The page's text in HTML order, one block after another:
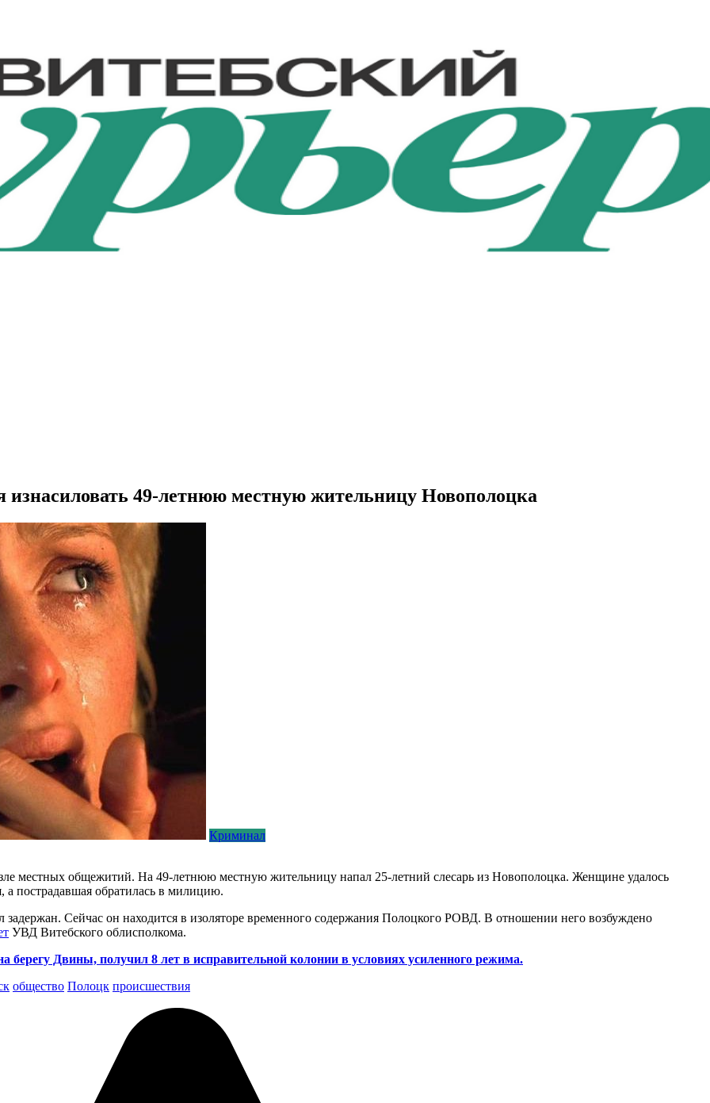
изнасиловать 49-летнюю местную жительницу Новополоцка
Криминал
местных общежитий. На 49-летнюю местную жительницу напал 25-летний слесарь из Новополоцка. Женщине удалось
а пострадавшая обратилась в милицию.
Сейчас он находится в изоляторе временного содержания Полоцкого РОВД. В отношении него возбуждено
УВД Витебского облисполкома.
берегу Двины, получил 8 лет в исправительной колонии в условиях усиленного режима.
общество Полоцк происшествия